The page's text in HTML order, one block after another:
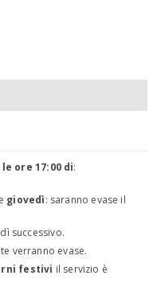
ore 17:00 di:
e giovedì: saranno evase il
successivo.
verranno evase.
festivi il servizio è